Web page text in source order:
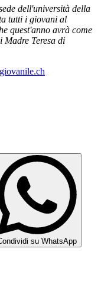
dell'università della
tutti i giovani al
quest'anno avrà come
Madre Teresa di
su WhatsApp